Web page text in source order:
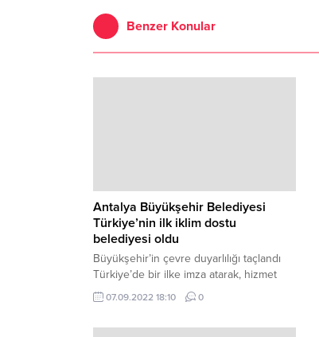
Benzer Konular
Antalya Büyükşehir Belediyesi
Türkiye’nin ilk iklim dostu
belediyesi oldu
Büyükşehir’in çevre duyarlılığı taçlandı
Türkiye’de bir ilke imza atarak, hizmet
binasını sıfır emisyonlu bina konumuna
getiren Antalya Büyükşehir Belediyesi,
07.09.2022 18:10 0